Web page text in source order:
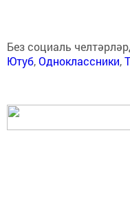
Без социаль
Ютуб,Одноклассники,